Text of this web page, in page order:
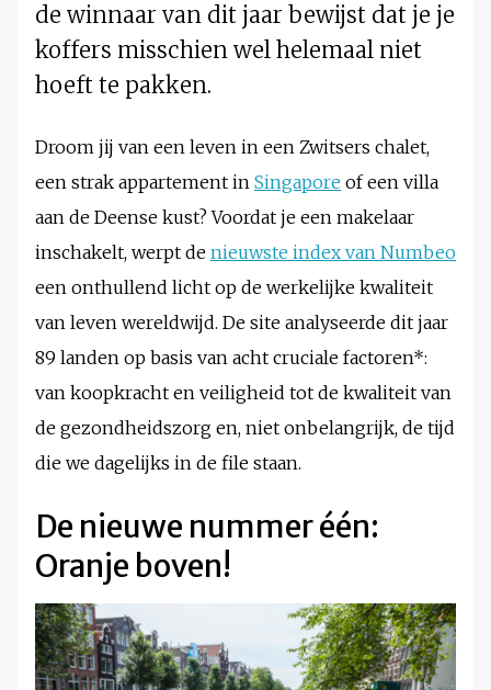
de winnaar van dit jaar bewijst dat je je
koffers misschien wel helemaal niet
hoeft te pakken.
Droom jij van een leven in een Zwitsers chalet,
een strak appartement in Singapore of een villa
aan de Deense kust? Voordat je een makelaar
inschakelt, werpt de nieuwste index van Numbeo
een onthullend licht op de werkelijke kwaliteit
van leven wereldwijd. De site analyseerde dit jaar
89 landen op basis van acht cruciale factoren*:
van koopkracht en veiligheid tot de kwaliteit van
de gezondheidszorg en, niet onbelangrijk, de tijd
die we dagelijks in de file staan.
De nieuwe nummer één:
Oranje boven!